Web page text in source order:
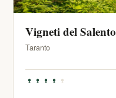
Vigneti del Salento
Taranto